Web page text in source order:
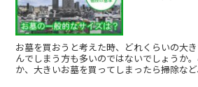
お墓を買おうと考えた時、どれくらいの大
んでしまう方も多いのではないでしょうか
か、大きいお墓を買ってしまったら掃除な